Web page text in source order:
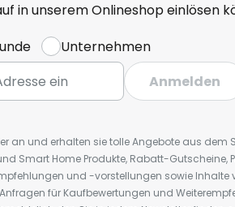
in unserem Onlineshop einlösen
Unternehmen
Anmelden
an und erhalten sie tolle Angebote aus dem
Smart Home Produkte, Rabatt-Gutscheine,
und -vorstellungen sowie
für Kaufbewertungen und